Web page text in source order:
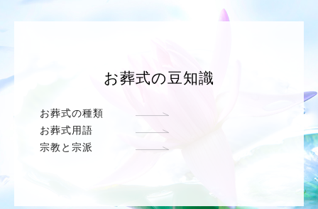
お葬式の豆知識
お葬式の種類
お葬式用語
宗教と宗派